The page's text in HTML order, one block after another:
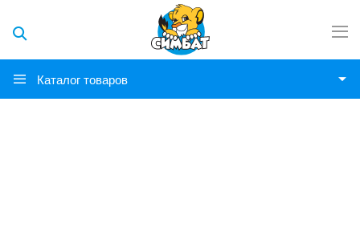
Каталог товаров